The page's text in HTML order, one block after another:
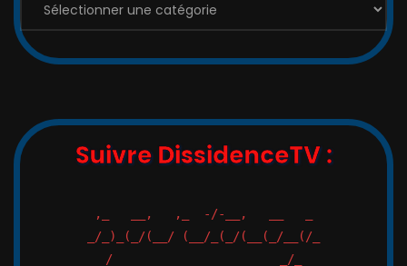
,_   __,   ,_  -/-__,   __   _
_/_)_(_/(__/ (__/_(_/(__(_/__(/_